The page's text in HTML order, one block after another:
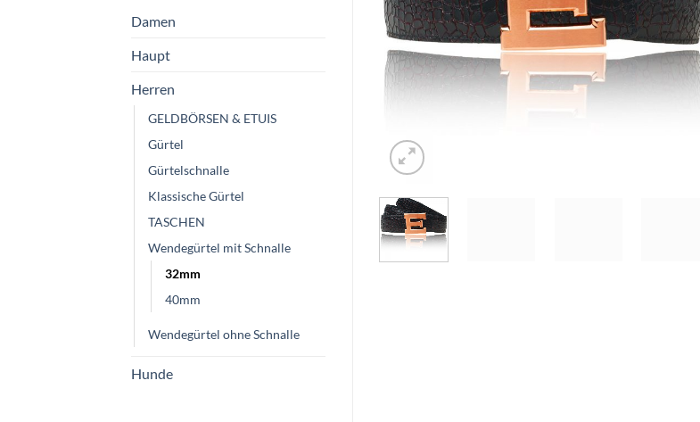
Damen
Haupt
Herren
GELDBÖRSEN & ETUIS
Gürtel
Gürtelschnalle
Klassische Gürtel
TASCHEN
Wendegürtel mit Schnalle
32mm
40mm
Wendegürtel ohne Schnalle
Hunde